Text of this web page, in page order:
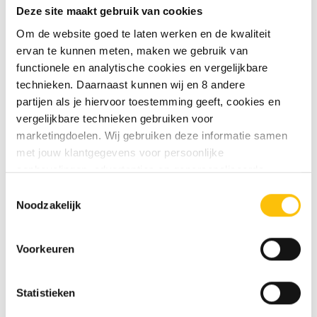
Deze site maakt gebruik van cookies
Om de website goed te laten werken en de kwaliteit
ervan te kunnen meten, maken we gebruik van
functionele en analytische cookies en vergelijkbare
technieken. Daarnaast kunnen wij en 8 andere
partijen als je hiervoor toestemming geeft, cookies en
vergelijkbare technieken gebruiken voor
marketingdoelen. Wij gebruiken deze informatie samen
met jouw klantgegevens voor persoonlijke
aanbevelingen, advertenties en gepersonaliseerde
ervaringen: je eigen DTDD (gepersonaliseerde
aanbevelingen, functionaliteiten en communicatie binnen
dtdd.nl (relevante advertenties op websites en apps van
onzeprivacy policy
Noodzakelijk
Voorkeuren
Statistieken
Beschrijving
Specificaties
De Molen Mango & Tango fles
33cl
tropische tonen van mango en een zachte, romige
body. Het bier combineert een volle, lichtzoete
De balans tussen fruitigheid en bitterheid zorgt
voor een doordrinkbaar, karaktervol bier met een